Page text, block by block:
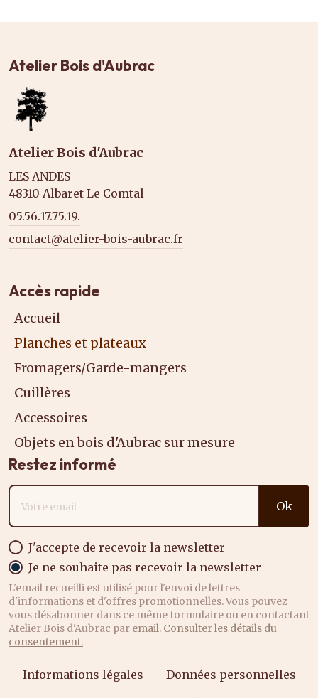
Atelier Bois d'Aubrac
Atelier Bois d'Aubrac
LES ANDES
48310 Albaret Le Comtal
05.56.17.75.19.
contact@atelier-bois-aubrac.fr
Accès rapide
Accueil
Planches et plateaux
Fromagers/Garde-mangers
Cuillères
Accessoires
Objets en bois d'Aubrac sur mesure
Restez informé
Adresse email
Ok
J'accepte de recevoir la newsletter
Je ne souhaite pas recevoir la newsletter
L'email recueilli est utilisé pour l'envoi de lettres
d'informations et d'offres promotionnelles. Vous pouvez
vous désabonner dans ce même formulaire ou en contactant
Atelier Bois d'Aubrac par email. Consulter les détails du
consentement.
Informations légales
Données personnelles